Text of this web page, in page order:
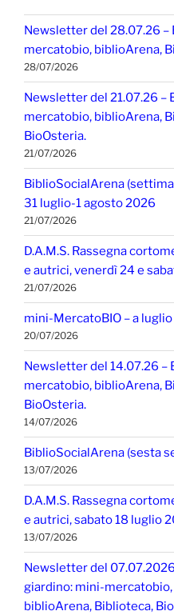
Newsletter del 28.07.26 –
mercatobio, biblioArena,
28/07/2026
Newsletter del 21.07.26 –
mercatobio, biblioArena,
BioOsteria.
21/07/2026
BiblioSocialArena
31 luglio-1 agosto 2026
21/07/2026
D.A.M.S. Rassegna
e autrici, venerdì 24 e
21/07/2026
mini-MercatoBIO – a
20/07/2026
Newsletter del 14.07.26 –
mercatobio, biblioArena,
BioOsteria.
14/07/2026
BiblioSocialArena (sesta
13/07/2026
D.A.M.S. Rassegna
e autrici, sabato 18 luglio
13/07/2026
Newsletter del
giardino: mini-
biblioArena, Biblioteca,